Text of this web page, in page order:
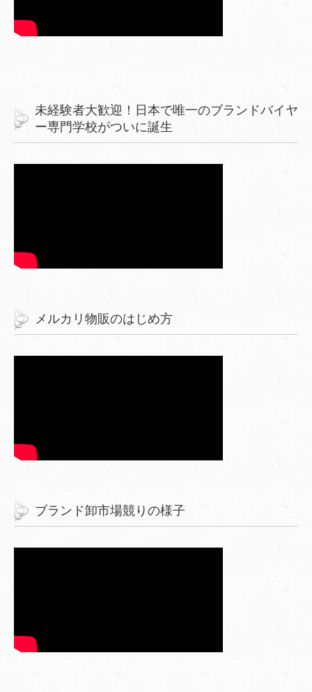
未経験者大歓迎！日本で唯一のブランドバイヤ
ー専門学校がついに誕生
メルカリ物販のはじめ方
ブランド卸市場競りの様子